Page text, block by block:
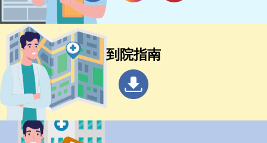
到院指南